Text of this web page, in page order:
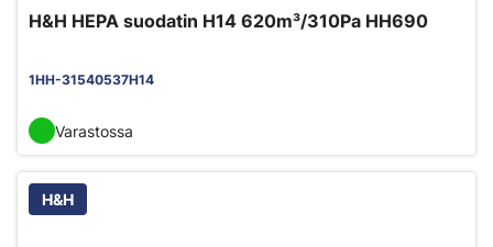
H&H HEPA suodatin H14 620m³/310Pa HH690
1HH-31540537H14
Varastossa
H&H